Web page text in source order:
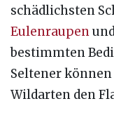
schädlichsten
Eulenraupen
bestimmten
Seltener
Wildarten den